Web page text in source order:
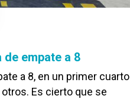
empate a 8
a 8, en un primer cuarto
Es cierto que se